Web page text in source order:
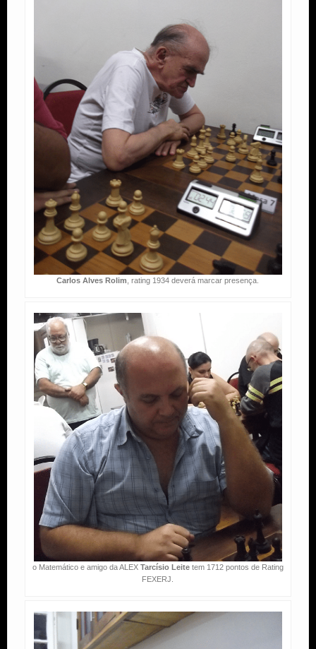
Carlos Alves Rolim , rating 1934 deverá marcar presença.
o Matemático e amigo da ALEX Tarcísio Leitetem 1712 pontos de Rating
FEXERJ.